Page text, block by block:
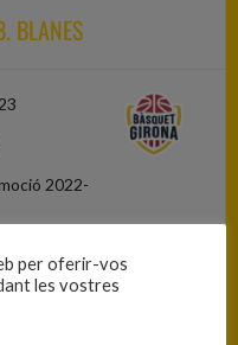
BLANES
2022-
GIRONA
per oferir-vos
les vostres